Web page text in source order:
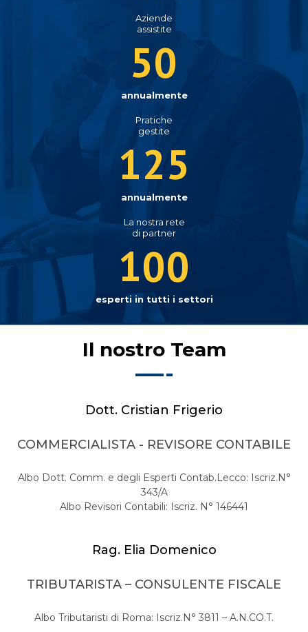
Aziende
assistite
50
annualmente
Pratiche
gestite
125
annualmente
La nostra rete
di partner
100
esperti in tutti i settori
Il nostro Team
Dott. Cristian Frigerio
COMMERCIALISTA - REVISORE CONTABILE
Albo Dott. Comm. e degli Esperti Contab.Lecco: Iscriz.N°
343/A
Albo Revisori Contabili: Iscriz. N° 146441
Rag. Elia Domenico
TRIBUTARISTA – CONSULENTE FISCALE
Albo Tributaristi di Roma: Iscriz.N° 3811 – A.N.CO.T.